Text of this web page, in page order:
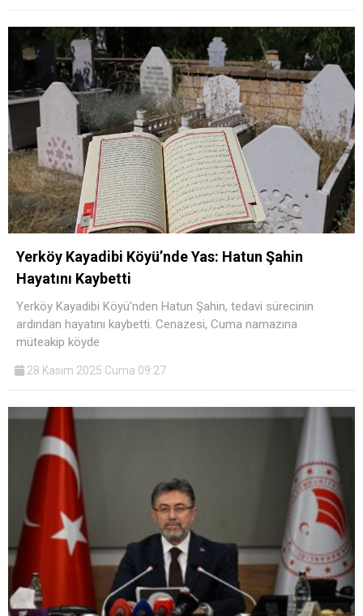
Yerköy Kayadibi Köyü’nde Yas: Hatun Şahin
Hayatını Kaybetti
Yerköy Kayadibi Köyü'nden Hatun Şahin, tedavi sürecinin
ardından hayatını kaybetti. Cenazesi, Cuma namazına
müteakip köyde
28 Kasım 2025 Cuma 09:27